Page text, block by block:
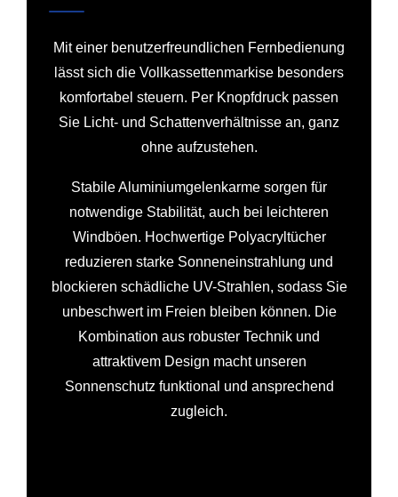
Mit einer benutzerfreundlichen Fernbedienung
lässt sich die Vollkassettenmarkise besonders
komfortabel steuern. Per Knopfdruck passen
Sie Licht- und Schattenverhältnisse an, ganz
ohne aufzustehen.
Stabile Aluminiumgelenkarme sorgen für
notwendige Stabilität, auch bei leichteren
Windböen. Hochwertige Polyacryltücher
reduzieren starke Sonneneinstrahlung und
blockieren schädliche UV-Strahlen, sodass Sie
unbeschwert im Freien bleiben können. Die
Kombination aus robuster Technik und
attraktivem Design macht unseren
Sonnenschutz funktional und ansprechend
zugleich.